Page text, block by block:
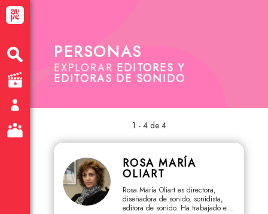
PERSONAS
EXPLORAR EDITORES Y
EDITORAS DE SONIDO
1 - 4 de 4
ROSA MARÍA
OLIART
Rosa María Oliart es directora,
diseñadora de sonido, sonidista,
editora de sonido. Ha trabajado en